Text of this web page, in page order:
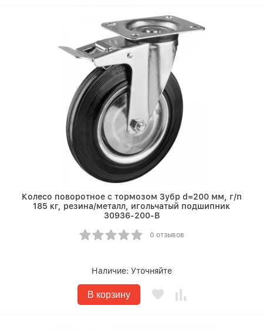
Колесо поворотное c тормозом Зубр d=200 мм, г/п
185 кг, резина/металл, игольчатый подшипник
30936-200-B
0 отзывов
Наличие: Уточняйте
В корзину